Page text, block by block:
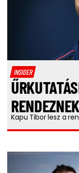
INSIDER
Kapu Tibor lesz a